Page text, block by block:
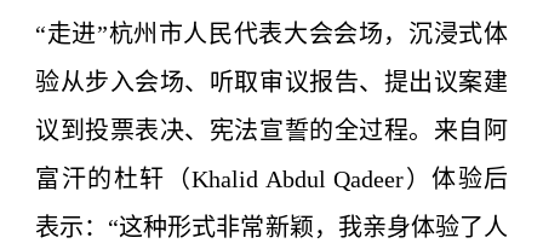
“走进”杭州市人民代表大会会场，沉浸式体
验从步入会场、听取审议报告、提出议案建
议到投票表决、宪法宣誓的全过程。来自阿
富汗的杜轩（Khalid Abdul Qadeer）体验后
表示：“这种形式非常新颖，我亲身体验了人